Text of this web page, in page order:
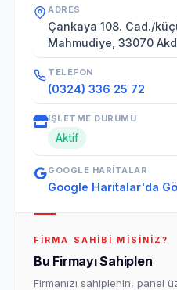
ADRES
Çankaya 108. Cad./
Mahmudiye, 33070
TELEFON
(0324) 336 25 72
İŞLETME DURUMU
Aktif
GOOGLE HARITALAR
Google Haritalar'da
FIRMA SAHIBI MISINIZ?
Bu Firmayı Sahiplen
Firmanızı sahiplenin, panel